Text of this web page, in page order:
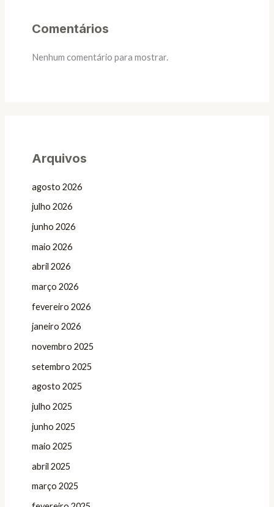
Comentários
Nenhum comentário para mostrar.
Arquivos
agosto 2026
julho 2026
junho 2026
maio 2026
abril 2026
março 2026
fevereiro 2026
janeiro 2026
novembro 2025
setembro 2025
agosto 2025
julho 2025
junho 2025
maio 2025
abril 2025
março 2025